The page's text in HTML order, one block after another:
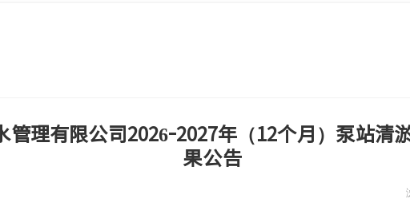
管理有限公司2026-2027年（12个月）泵站清
果公告